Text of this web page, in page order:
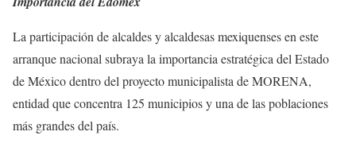
La participación de alcaldes y alcaldesas mexiquenses en este
arranque nacional subraya la importancia estratégica del Estado
de México dentro del proyecto municipalista de MORENA,
entidad que concentra 125 municipios y una de las poblaciones
más grandes del país.